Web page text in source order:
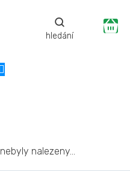
nebyly nalezeny...